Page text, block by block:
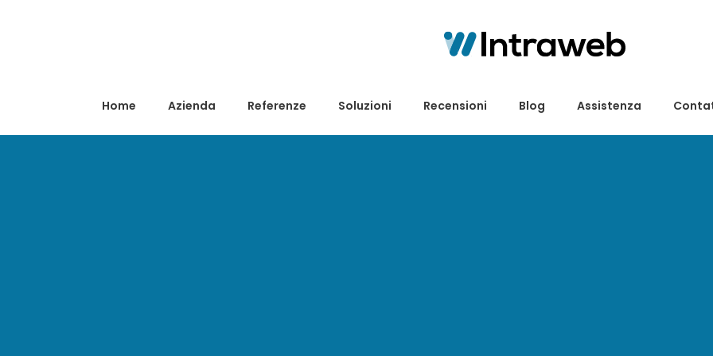
Home Azienda Referenze Soluzioni Recensioni Blog Assistenza